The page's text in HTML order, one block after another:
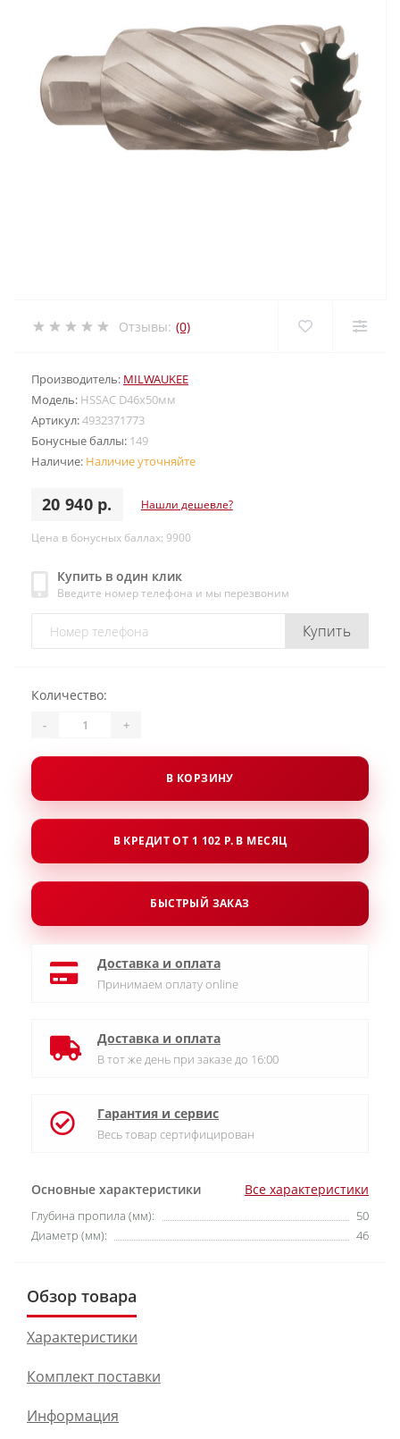
Отзывы: (0)
Производитель: MILWAUKEE
Модель: HSSAC D46х50мм
Артикул:4932371773
Бонусные баллы: 149
Наличие: Наличие уточняйте
20 940 р. Нашли дешевле?
Цена в бонусных баллах: 9900
Купить в один клик
Введите номер телефона и мы перезвоним
Купить
Основные характеристики Все характеристики
Глубина пропила (мм):
50
Диаметр (мм):
46
Количество:
- +
В КОРЗИНУ
В КРЕДИТ ОТ 1 102 Р. В МЕСЯЦ
БЫСТРЫЙ ЗАКАЗ
Доставка и оплата
Принимаем оплату online
Доставка и оплата
В тот же день при заказе до 16:00
Гарантия и сервис
Весь товар сертифицирован
Обзор товара
Характеристики
Комплект поставки
Информация